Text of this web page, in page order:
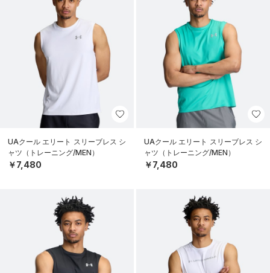
UAクール エリート スリーブレス シ
ャツ（トレーニング/MEN）
￥7,480
UAクール エリート スリーブレス シ
ャツ（トレーニング/MEN）
￥7,480